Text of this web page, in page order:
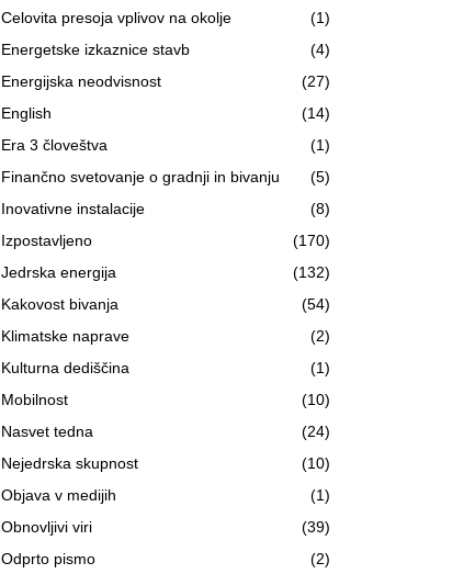
Celovita presoja vplivov na okolje
(1)
Energetske izkaznice stavb
(4)
Energijska neodvisnost
(27)
English
(14)
Era 3 človeštva
(1)
Finančno svetovanje o gradnji in bivanju
(5)
Inovativne instalacije
(8)
Izpostavljeno
(170)
Jedrska energija
(132)
Kakovost bivanja
(54)
Klimatske naprave
(2)
Kulturna dediščina
(1)
Mobilnost
(10)
Nasvet tedna
(24)
Nejedrska skupnost
(10)
Objava v medijih
(1)
Obnovljivi viri
(39)
Odprto pismo
(2)